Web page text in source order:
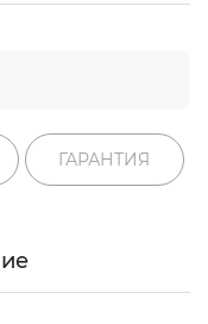
ГАРАНТИЯ